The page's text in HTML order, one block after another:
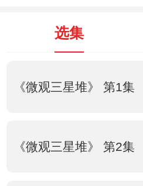
选集
《微观三星堆》 第1集
《微观三星堆》 第2集